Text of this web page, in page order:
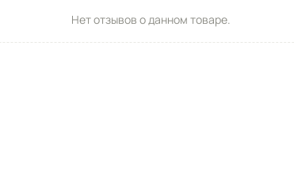
Нет отзывов о данном товаре.